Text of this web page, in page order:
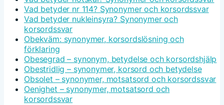
Vad betyder nr 114? Synonymer och korsordssvar
Vad betyder nukleinsyra? Synonymer och
korsordssvar
Obekväm: synonymer, korsordslösning och
förklaring
Obesegrad – synonym, betydelse och korsordshjälp
Obestridlig – synonymer, korsord och betydelse
Obsolet – synonymer, motsatsord och korsordssvar
Oenighet – synonymer, motsatsord och
korsordssvar